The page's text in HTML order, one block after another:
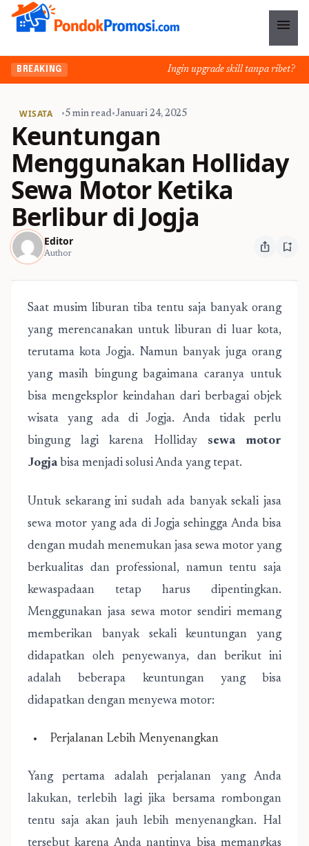
menu
BREAKING Ingin upgrade skill tanpa ribet?
WISATA •5 min read•Januari 24, 2025
Keuntungan
Menggunakan Holliday
Sewa Motor Ketika
Berlibur di Jogja
Editor
Author ios_share bookmark_add
Saat musim liburan tiba tentu saja banyak orang
yang merencanakan untuk liburan di luar kota,
terutama kota Jogja. Namun banyak juga orang
yang masih bingung bagaimana caranya untuk
bisa mengeksplor keindahan dari berbagai objek
wisata yang ada di Jogja. Anda tidak perlu
bingung lagi karena Holliday sewa motor
Jogjabisa menjadi solusi Anda yang tepat.
Untuk sekarang ini sudah ada banyak sekali jasa
sewa motor yang ada di Jogja sehingga Anda bisa
dengan mudah menemukan jasa sewa motor yang
berkualitas dan professional, namun tentu saja
kewaspadaan tetap harus dipentingkan.
Menggunakan jasa sewa motor sendiri memang
memberikan banyak sekali keuntungan yang
didapatkan oleh penyewanya, dan berikut ini
adalah beberapa keuntungan yang bisa
didapatkan dengan menyewa motor:
Perjalanan Lebih Menyenangkan
Yang pertama adalah perjalanan yang Anda
lakukan, terlebih lagi jika bersama rombongan
tentu saja akan jauh lebih menyenangkan. Hal
tersebut karena Anda nantinya bisa memangkas